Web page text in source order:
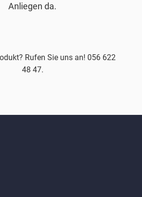
Anliegen da.
Rufen Sie uns an! 056 622
48 47.